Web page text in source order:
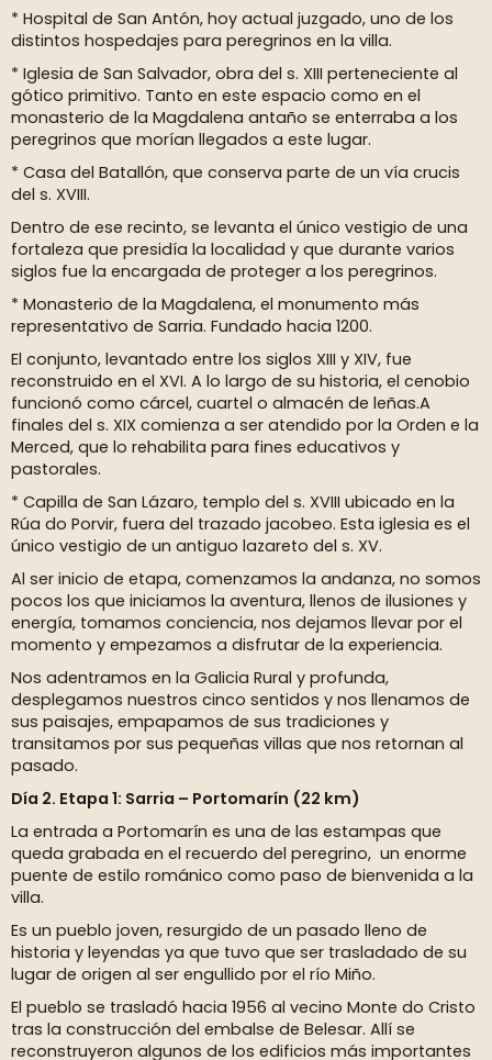
* Hospital de San Antón, hoy actual juzgado, uno de los
distintos hospedajes para peregrinos en la villa.
* Iglesia de San Salvador, obra del s. XIII perteneciente al
gótico primitivo. Tanto en este espacio como en el
monasterio de la Magdalena antaño se enterraba a los
peregrinos que morían llegados a este lugar.
* Casa del Batallón, que conserva parte de un vía crucis
del s. XVIII.
Dentro de ese recinto, se levanta el único vestigio de una
fortaleza que presidía la localidad y que durante varios
siglos fue la encargada de proteger a los peregrinos.
* Monasterio de la Magdalena, el monumento más
representativo de Sarria. Fundado hacia 1200.
El conjunto, levantado entre los siglos XIII y XIV, fue
reconstruido en el XVI. A lo largo de su historia, el cenobio
funcionó como cárcel, cuartel o almacén de leñas.A
finales del s. XIX comienza a ser atendido por la Orden e la
Merced, que lo rehabilita para fines educativos y
pastorales.
* Capilla de San Lázaro, templo del s. XVIII ubicado en la
Rúa do Porvir, fuera del trazado jacobeo. Esta iglesia es el
único vestigio de un antiguo lazareto del s. XV.
Al ser inicio de etapa, comenzamos la andanza, no somos
pocos los que iniciamos la aventura, llenos de ilusiones y
energía, tomamos conciencia, nos dejamos llevar por el
momento y empezamos a disfrutar de la experiencia.
Nos adentramos en la Galicia Rural y profunda,
desplegamos nuestros cinco sentidos y nos llenamos de
sus paisajes, empapamos de sus tradiciones y
transitamos por sus pequeñas villas que nos retornan al
pasado.
Día 2. Etapa 1: Sarria – Portomarín (22 km)
La entrada a Portomarín es una de las estampas que
queda grabada en el recuerdo del peregrino, un enorme
puente de estilo románico como paso de bienvenida a la
villa.
Es un pueblo joven, resurgido de un pasado lleno de
historia y leyendas ya que tuvo que ser trasladado de su
lugar de origen al ser engullido por el río Miño.
El pueblo se trasladó hacia 1956 al vecino Monte do Cristo
tras la construcción del embalse de Belesar. Allí se
reconstruyeron algunos de los edificios más importantes